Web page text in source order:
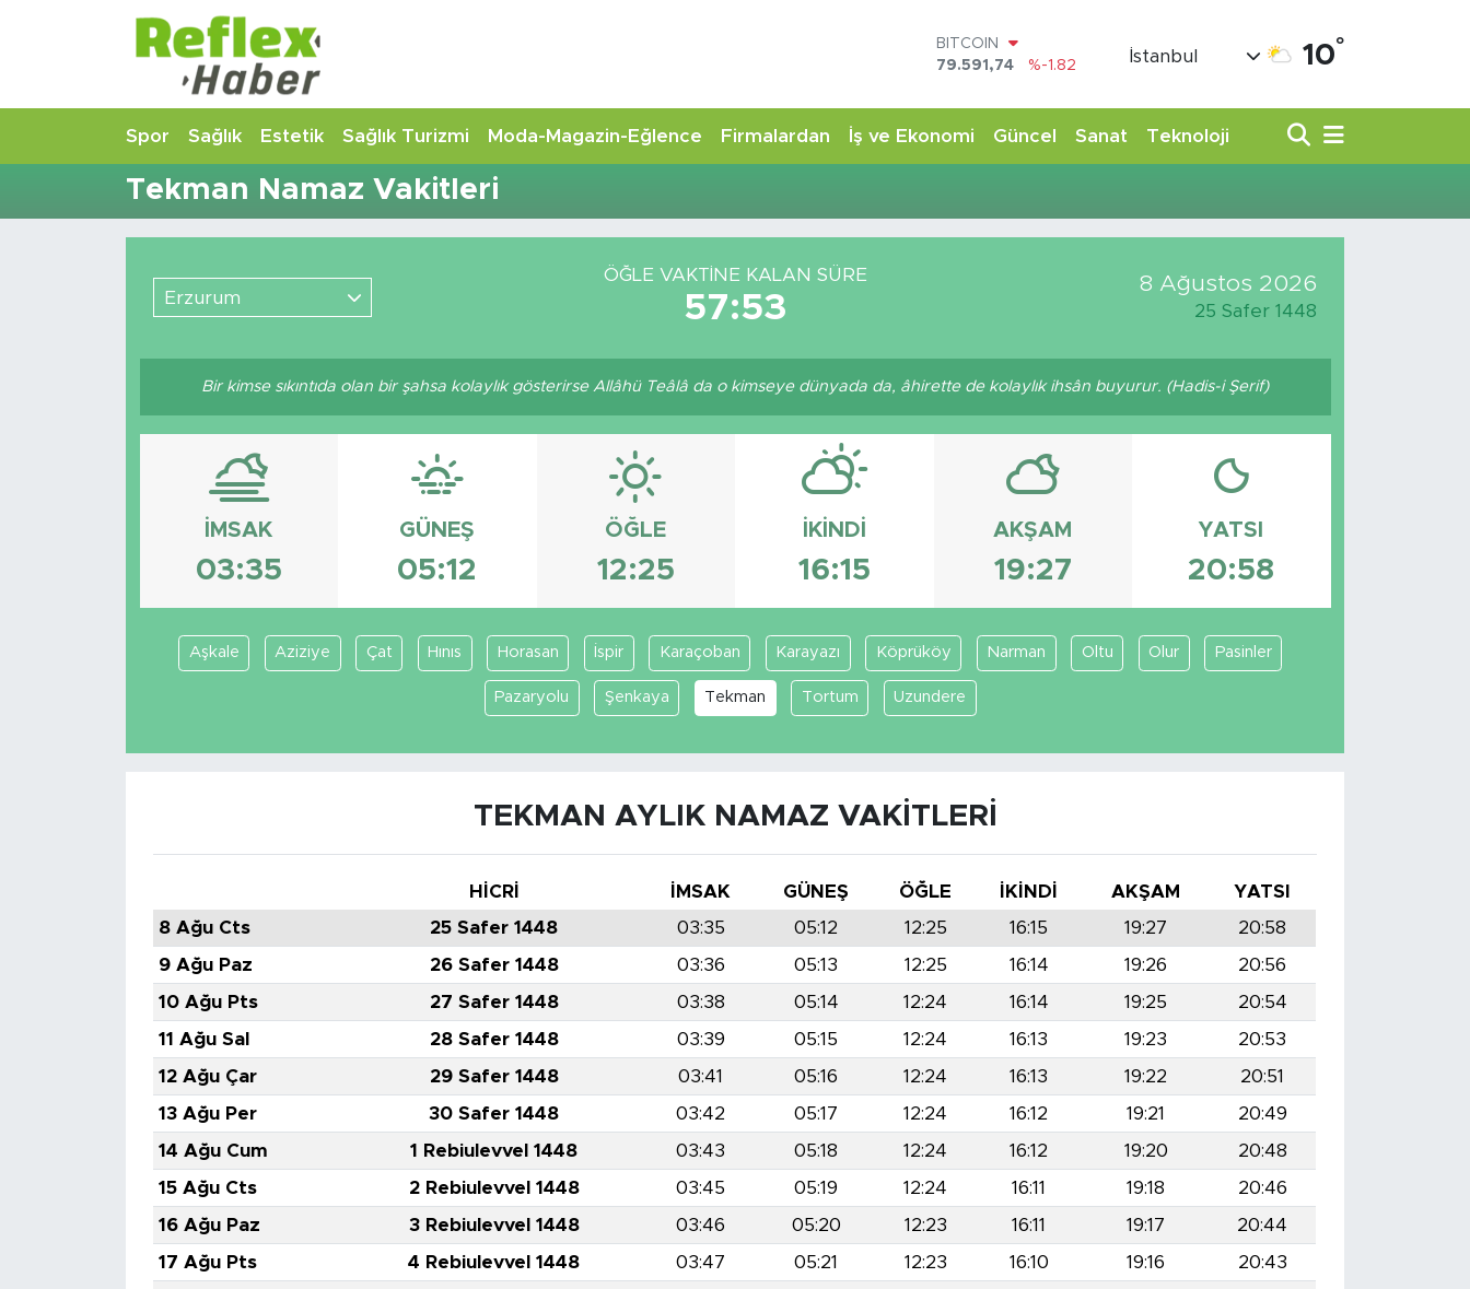
BITCOIN
79.591,74
%-1.82
45,43620
%0.02
EURO
G.ALTIN
6862,09000
%0.19
İstanbul 10°
Spor Sağlık Estetik Sağlık Turizmi Moda-Magazin-Eğlence Firmalardan İş ve Ekonomi Güncel Sanat Teknoloji
Tekman Namaz Vakitleri
Erzurum
ÖĞLE VAKTİNE KALAN SÜRE
57:53
8 Ağustos 2026
25 Safer 1448
Bir kimse sıkıntıda olan bir şahsa kolaylık gösterirse Allâhü Teâlâ da o kimseye dünyada da, âhirette de kolaylık ihsân buyurur. (Hadis-i Şerif)
İMSAK
03:35
GÜNEŞ
05:12
ÖĞLE
12:25
İKINDI
16:15
AKŞAM
19:27
YATSI
20:58
Aşkale Aziziye Çat Hınıs Horasan İspir Karaçoban Karayazı Köprüköy Narman Oltu Olur Pasinler
Pazaryolu Şenkaya Tekman Tortum Uzundere
TEKMAN AYLIK NAMAZ VAKITLERI
HİCRİ İMSAK GÜNEŞ ÖĞLE İKINDI AKŞAM
YATSI
8 Ağu Cts
25 Safer 1448 03:35 05:12 12:25 16:15 19:27
20:58
9 Ağu Paz
26 Safer 1448 03:36 05:13 12:25 16:14 19:26
20:56
10 Ağu Pts
27 Safer 1448 03:38 05:14 12:24 16:14 19:25
20:54
11 Ağu Sal
28 Safer 1448 03:39 05:15 12:24 16:13 19:23
20:53
12 Ağu Çar
29 Safer 1448 03:41 05:16 12:24 16:13 19:22
20:51
13 Ağu Per
30 Safer 1448 03:42 05:17 12:24 16:12 19:21
20:49
14 Ağu Cum
1 Rebiulevvel 1448 03:43 05:18 12:24 16:12 19:20
20:48
15 Ağu Cts
2 Rebiulevvel 1448 03:45 05:19 12:24 16:11 19:18
20:46
16 Ağu Paz
3 Rebiulevvel 1448 03:46 05:20 12:23 16:11 19:17
20:44
17 Ağu Pts
4 Rebiulevvel 1448 03:47 05:21 12:23 16:10 19:16
20:43
Estetik
Firmalardan
İş ve Ekonomi
Moda-Magazin-Eğlence
Nöbetçi Eczaneler
Hava Durumu
Namaz Vakitleri
Şampiyonlar Ligi Puan Durumu ve Fikstür
Tüm Manşetler
Son Dakika Haberleri